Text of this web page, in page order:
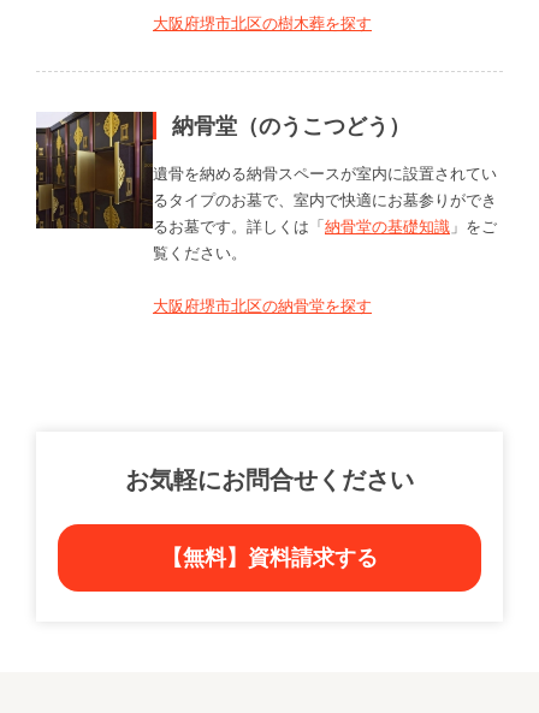
大阪府堺市北区の樹木葬を探す
納骨堂（のうこつどう）
遺骨を納める納骨スペースが室内に設置されてい
るタイプのお墓で、室内で快適にお墓参りができ
るお墓です。詳しくは「納骨堂の基礎知識 」をご
覧ください。
大阪府堺市北区の納骨堂を探す
お気軽にお問合せください
【無料】資料請求する